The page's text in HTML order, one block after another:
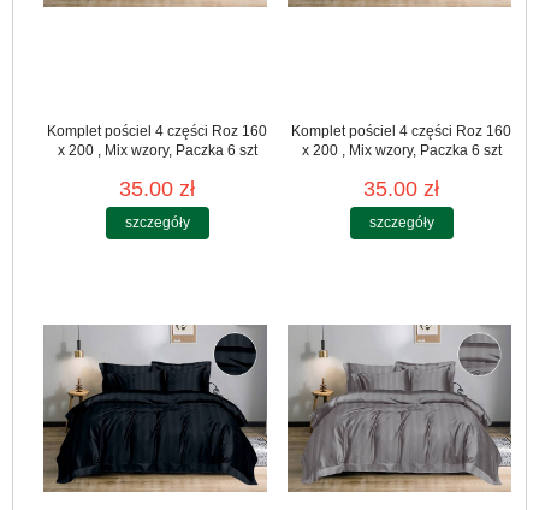
Komplet pościel 4 części Roz 160
x 200 , Mix wzory, Paczka 6 szt
35.00 zł
szczegóły
Komplet pościel 4 części Roz 160
x 200 , Mix wzory, Paczka 6 szt
35.00 zł
szczegóły